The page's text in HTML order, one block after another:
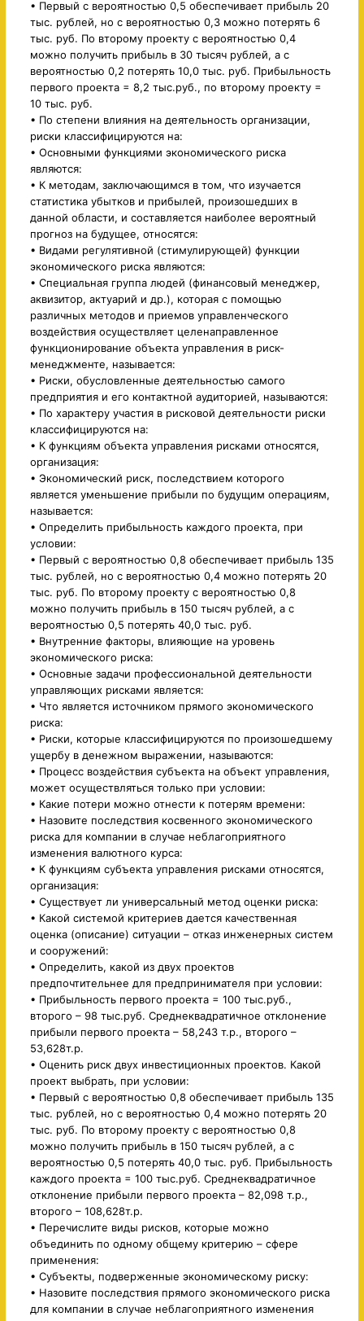
• Первый с вероятностью 0,5 обеспечивает прибыль 20
тыс. рублей, но с вероятностью 0,3 можно потерять 6
тыс. руб. По второму проекту с вероятностью 0,4
можно получить прибыль в 30 тысяч рублей, а с
вероятностью 0,2 потерять 10,0 тыс. руб. Прибыльность
первого проекта = 8,2 тыс.руб., по второму проекту =
10 тыс. руб.
• По степени влияния на деятельность организации,
риски классифицируются на:
• Основными функциями экономического риска
являются:
• К методам, заключающимся в том, что изучается
статистика убытков и прибылей, произошедших в
данной области, и составляется наиболее вероятный
прогноз на будущее, относятся:
• Видами регулятивной (стимулирующей) функции
экономического риска являются:
• Специальная группа людей (финансовый менеджер,
аквизитор, актуарий и др.), которая с помощью
различных методов и приемов управленческого
воздействия осуществляет целенаправленное
функционирование объекта управления в риск-
менеджменте, называется:
• Риски, обусловленные деятельностью самого
предприятия и его контактной аудиторией, называются:
• По характеру участия в рисковой деятельности риски
классифицируются на:
• К функциям объекта управления рисками относятся,
организация:
• Экономический риск, последствием которого
является уменьшение прибыли по будущим операциям,
называется:
• Определить прибыльность каждого проекта, при
условии:
• Первый с вероятностью 0,8 обеспечивает прибыль 135
тыс. рублей, но с вероятностью 0,4 можно потерять 20
тыс. руб. По второму проекту с вероятностью 0,8
можно получить прибыль в 150 тысяч рублей, а с
вероятностью 0,5 потерять 40,0 тыс. руб.
• Внутренние факторы, влияющие на уровень
экономического риска:
• Основные задачи профессиональной деятельности
управляющих рисками является:
• Что является источником прямого экономического
риска:
• Риски, которые классифицируются по произошедшему
ущербу в денежном выражении, называются:
• Процесс воздействия субъекта на объект управления,
может осуществляться только при условии:
• Какие потери можно отнести к потерям времени:
• Назовите последствия косвенного экономического
риска для компании в случае неблагоприятного
изменения валютного курса:
• К функциям субъекта управления рисками относятся,
организация:
• Существует ли универсальный метод оценки риска:
• Какой системой критериев дается качественная
оценка (описание) ситуации – отказ инженерных систем
и сооружений:
• Определить, какой из двух проектов
предпочтительнее для предпринимателя при условии:
• Прибыльность первого проекта = 100 тыс.руб.,
второго – 98 тыс.руб. Среднеквадратичное отклонение
прибыли первого проекта – 58,243 т.р., второго –
53,628т.р.
• Оценить риск двух инвестиционных проектов. Какой
проект выбрать, при условии:
• Первый с вероятностью 0,8 обеспечивает прибыль 135
тыс. рублей, но с вероятностью 0,4 можно потерять 20
тыс. руб. По второму проекту с вероятностью 0,8
можно получить прибыль в 150 тысяч рублей, а с
вероятностью 0,5 потерять 40,0 тыс. руб. Прибыльность
каждого проекта = 100 тыс.руб. Среднеквадратичное
отклонение прибыли первого проекта – 82,098 т.р.,
второго – 108,628т.р.
• Перечислите виды рисков, которые можно
объединить по одному общему критерию – сфере
применения:
• Субъекты, подверженные экономическому риску:
• Назовите последствия прямого экономического риска
для компании в случае неблагоприятного изменения